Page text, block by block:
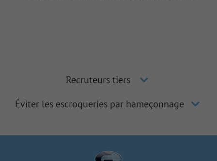
Recruteurs tiers
Éviter les escroqueries par hameçonnage